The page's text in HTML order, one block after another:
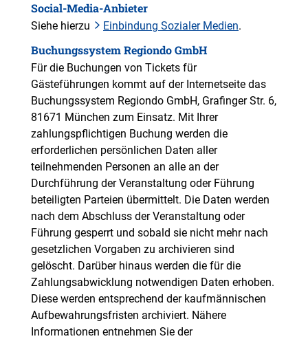
Social-Media-Anbieter
Siehe hierzu Einbindung Sozialer Medien.
Buchungssystem Regiondo GmbH
Für die Buchungen von Tickets für
Gästeführungen kommt auf der Internetseite das
Buchungssystem Regiondo GmbH, Grafinger Str. 6,
81671 München zum Einsatz. Mit Ihrer
zahlungspflichtigen Buchung werden die
erforderlichen persönlichen Daten aller
teilnehmenden Personen an alle an der
Durchführung der Veranstaltung oder Führung
beteiligten Parteien übermittelt. Die Daten werden
nach dem Abschluss der Veranstaltung oder
Führung gesperrt und sobald sie nicht mehr nach
gesetzlichen Vorgaben zu archivieren sind
gelöscht. Darüber hinaus werden die für die
Zahlungsabwicklung notwendigen Daten erhoben.
Diese werden entsprechend der kaufmännischen
Aufbewahrungsfristen archiviert. Nähere
Informationen entnehmen Sie der